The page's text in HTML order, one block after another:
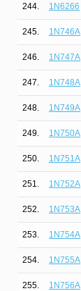
244. 1N6266
245. 1N746A
246. 1N747A
247. 1N748A
248. 1N749A
249. 1N750A
250. 1N751A
251. 1N752A
252. 1N753A
253. 1N754A
254. 1N755A
255. 1N756A